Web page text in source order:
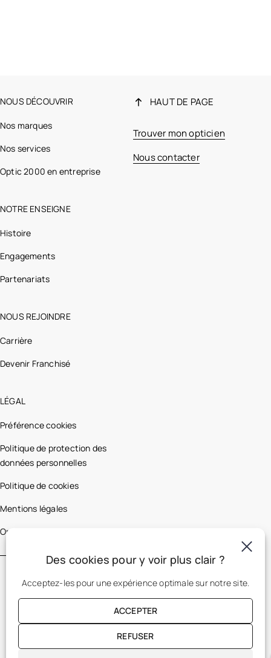
NOUS DÉCOUVRIR
Nos marques
Nos services
Optic 2000 en entreprise
NOTRE ENSEIGNE
Histoire
Engagements
Partenariats
NOUS REJOINDRE
Carrière
Devenir Franchisé
LÉGAL
Préférence cookies
Politique de protection des
données personnelles
Politique de cookies
Mentions légales
Optic 2000 France
HAUT DE PAGE
Trouver mon opticien
Nous contacter
Des cookies pour y voir plus clair ?
Acceptez-les pour une expérience optimale sur notre site.
ACCEPTER
REFUSER